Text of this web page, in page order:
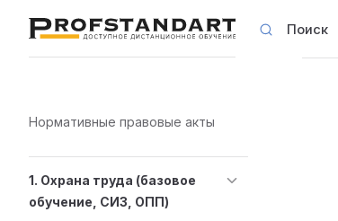
Skip to content Поиск
Нормативные правовые акты
1. Охрана труда (базовое
обучение, СИЗ, ОПП)